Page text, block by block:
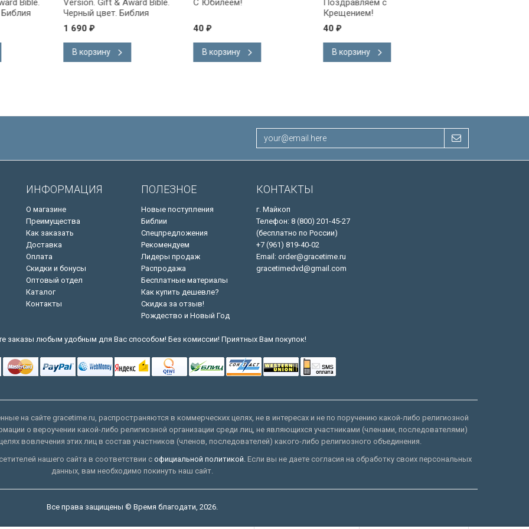
Bible.
слова
Version. Gift & Award Bible.
Черный цвет. Библия
Короля Иакова на
английском языке.
Словарь, карты, закладка,
подарочная вкладка, слова
1 690 ₽
В корзину
С Юбилеем!
40 ₽
В корзину
Поздравляем с
Крещением!
40 ₽
В корзину
ИНФОРМАЦИЯ
О магазине
Преимущества
Как заказать
Доставка
Оплата
Скидки и бонусы
Оптовый отдел
Каталог
Контакты
ПОЛЕЗНОЕ
Новые поступления
Библии
Спецпредложения
Рекомендуем
Лидеры продаж
Распродажа
Бесплатные материалы
Как купить дешевле?
Скидка за отзыв!
Рождество и Новый Год
КОНТАКТЫ
г. Майкоп
Телефон: 8 (800) 201-45-27
(бесплатно по России)
+7 (961) 819-40-02
Email: order@gracetime.ru
gracetimedvd@gmail.com
заказы любым удобным для Вас способом! Без комиссии! Приятных Вам покупок!
на сайте gracetime.ru, распространяются в коммерческих целях, не в интересах и не по поручению какой-либо религиозной
о вероучении какой-либо религиозной организации среди лиц, не являющихся участниками (членами, последователями)
вовлечения этих лиц в состав участников (членов, последователей) какого-либо религиозного объединения.
нашего сайта в соответствии с официальной политикой.Если вы не даете согласия на обработку своих персональных
данных, вам необходимо покинуть наш сайт.
Все права защищены © Время благодати, 2026.